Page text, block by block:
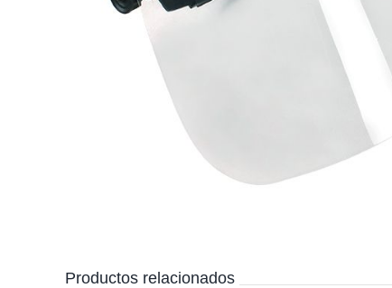
Productos relacionados